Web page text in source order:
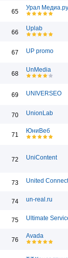
65
Урал Медиа.ру
66
Uplab
67 UP promo
68
UnMedia
69 UNIVERSEO
70 UnionLab
71
ЮниВеб
72 UniContent
73 United
74 un-real.ru
75 Ultimate
76
Avada